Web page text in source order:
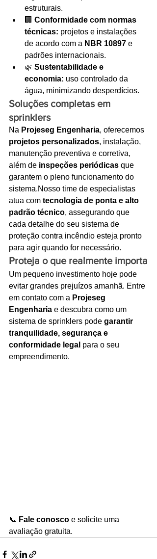
estruturais.
🏢 Conformidade com normas
técnicas: projetos e instalações
de acordo com a NBR 10897 e
padrões internacionais.
🌿 Sustentabilidade e
economia: uso controlado da
água, minimizando desperdícios.
Soluções completas em
sprinklers
Na Projeseg Engenharia, oferecemos
projetos personalizados, instalação,
manutenção preventiva e corretiva,
além de inspeções periódicas que
garantem o pleno funcionamento do
sistema.Nosso time de especialistas
atua com tecnologia de ponta e alto
padrão técnico, assegurando que
cada detalhe do seu sistema de
proteção contra incêndio esteja pronto
para agir quando for necessário.
Proteja o que realmente importa
Um pequeno investimento hoje pode
evitar grandes prejuízos amanhã. Entre
em contato com a Projeseg
Engenharia e descubra como um
sistema de sprinklers pode garantir
tranquilidade, segurança e
conformidade legal para o seu
empreendimento.
📞 Fale conosco e solicite uma
avaliação gratuita.